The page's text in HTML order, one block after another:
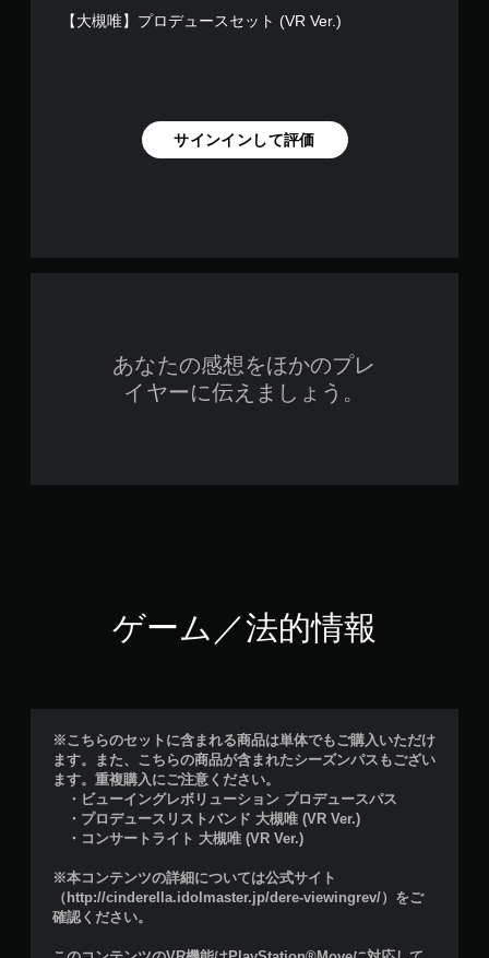
【大槻唯】プロデュースセット (VR Ver.)
サインインして評価
あなたの感想をほかのプレ
イヤーに伝えましょう。
ゲーム／法的情報
※こちらのセットに含まれる商品は単体でもご購入いただけ
ます。また、こちらの商品が含まれたシーズンパスもござい
ます。重複購入にご注意ください。
・ビューイングレボリューション プロデュースパス
・プロデュースリストバンド 大槻唯 (VR Ver.)
・コンサートライト 大槻唯 (VR Ver.)
※本コンテンツの詳細については公式サイト
（http://cinderella.idolmaster.jp/dere-viewingrev/）をご
確認ください。